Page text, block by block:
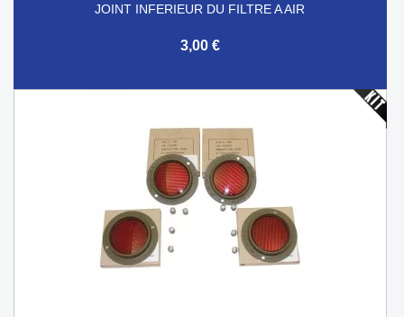
JOINT INFERIEUR DU FILTRE A AIR
3,00 €